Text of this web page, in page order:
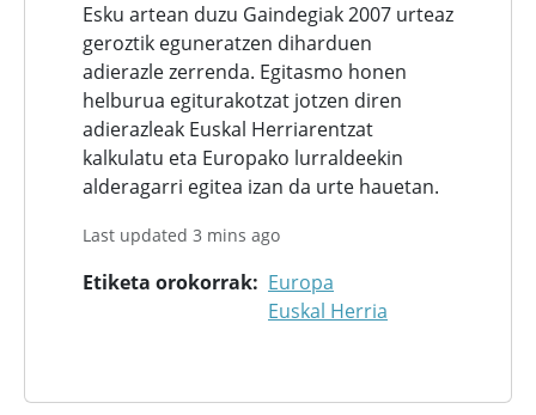
Esku artean duzu Gaindegiak 2007 urteaz
geroztik eguneratzen diharduen
adierazle zerrenda. Egitasmo honen
helburua egiturakotzat jotzen diren
adierazleak Euskal Herriarentzat
kalkulatu eta Europako lurraldeekin
alderagarri egitea izan da urte hauetan.
Last updated 3 mins ago
Etiketa orokorrak
Europa
Euskal Herria